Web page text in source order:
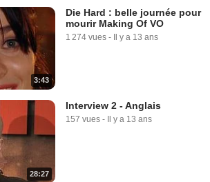
3:43
Die Hard : belle journée pour
mourir Making Of VO
1 274 vues - Il y a 13 ans
28:27
Interview 2 - Anglais
157 vues - Il y a 13 ans